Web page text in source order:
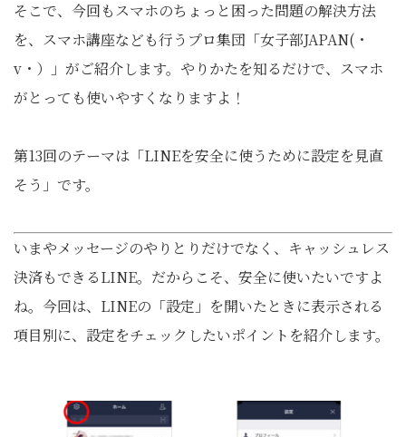
そこで、今回もスマホのちょっと困った問題の解決方法
を、スマホ講座なども行うプロ集団「女子部JAPAN(・
v・）」がご紹介します。やりかたを知るだけで、スマホ
がとっても使いやすくなりますよ！
第13回のテーマは「LINEを安全に使うために設定を見直
そう」です。
いまやメッセージのやりとりだけでなく、キャッシュレス
決済もできるLINE。だからこそ、安全に使いたいですよ
ね。今回は、LINEの「設定」を開いたときに表示される
項目別に、設定をチェックしたいポイントを紹介します。